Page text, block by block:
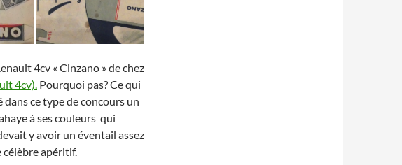
4cv « Cinzano » de chez
4cv). Pourquoi pas? Ce qui
ce type de concours un
à ses couleurs qui
y avoir un éventail assez
célèbre apéritif.